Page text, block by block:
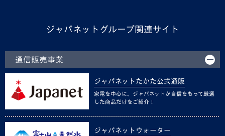
ジャパネットグループ関連サイト
通信販売事業
ジャパネットたかた公式通販
家電を中心に、ジャパネットが自信をもって厳選
した商品だけをご紹介！
ジャパネットウォーター